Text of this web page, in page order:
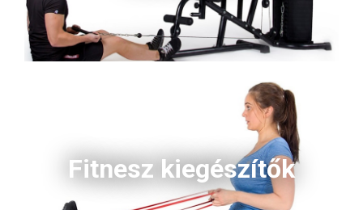
Fitnesz kiegészítők